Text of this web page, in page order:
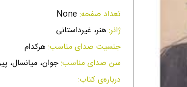
تعداد صفحه:None
ژانر:هنر، غیر‌داستانی
جنسیت صدای مناسب:هرکدام
سن صدای مناسب:جوان، میانسال،
درباره‌ی کتاب: